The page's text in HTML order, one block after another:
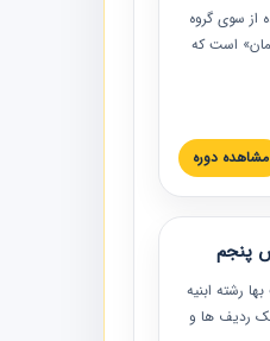
از سوی گروه
است که
مشاهده دوره
پنجم
رشته ابنیه
ردیف ها و